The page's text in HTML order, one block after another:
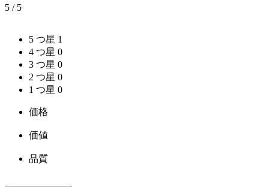
5 / 5
5 つ星 1
4 つ星 0
3 つ星 0
2 つ星 0
1 つ星 0
価格
価値
品質